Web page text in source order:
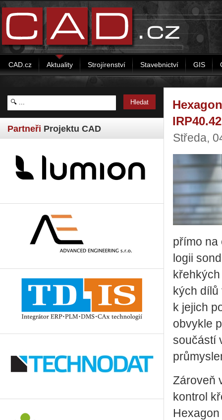
CAD.cz Aktuality Strojírenství Stavebnictví GIS
Partneři Projektu CAD
IRP40.42
Středa,
přímo na
lo­gii
kých
k je­jich
ob­vykle
sou­čás­tí
Zá­ro­veň
kon­t­rol